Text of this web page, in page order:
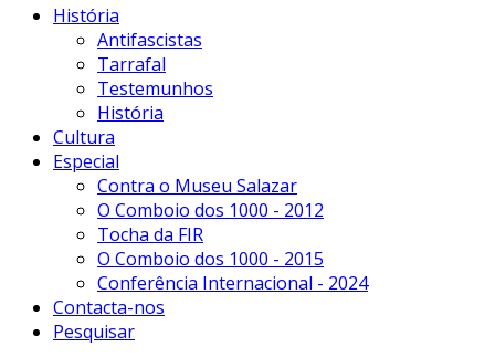
História
Antifascistas
Tarrafal
Testemunhos
História
Cultura
Especial
Contra o Museu Salazar
O Comboio dos 1000 - 2012
Tocha da FIR
O Comboio dos 1000 - 2015
Conferência Internacional - 2024
Contacta-nos
Pesquisar